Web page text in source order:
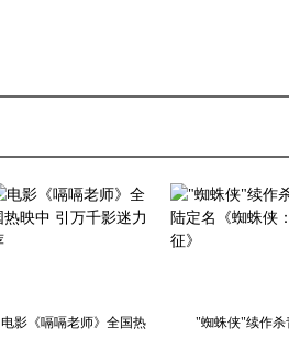
电影《嗝嗝老师》全国热 "蜘蛛侠"续作杀